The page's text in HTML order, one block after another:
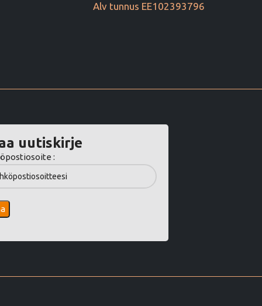
Alv tunnus EE102393796
uutiskirje
: